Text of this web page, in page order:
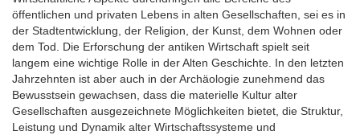
öffentlichen und privaten Lebens in alten Gesellschaften, sei es in
der Stadtentwicklung, der Religion, der Kunst, dem Wohnen oder
dem Tod. Die Erforschung der antiken Wirtschaft spielt seit
langem eine wichtige Rolle in der Alten Geschichte. In den letzten
Jahrzehnten ist aber auch in der Archäologie zunehmend das
Bewusstsein gewachsen, dass die materielle Kultur alter
Gesellschaften ausgezeichnete Möglichkeiten bietet, die Struktur,
Leistung und Dynamik alter Wirtschaftssysteme und